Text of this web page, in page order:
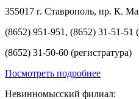
355017 г. Ставрополь, пр. К.
(8652) 951-951, (8652) 31-51-51
(8652) 31-50-60 (регистратура)
Посмотреть подробнее
Невинномысский филиал: